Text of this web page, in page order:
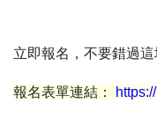
立即報名，不要錯過
報名表單連結：